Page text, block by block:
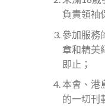
負責領袖
參加服務
章和精美
即止；
本會、港
的一切刊